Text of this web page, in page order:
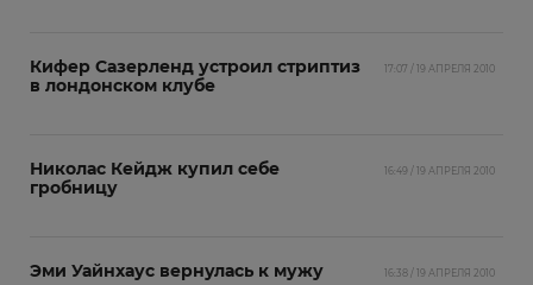
17:07 / 19 АПРЕЛЯ 2010
Кифер Сазерленд устроил стриптиз
в лондонском клубе
16:49 / 19 АПРЕЛЯ 2010
Николас Кейдж купил себе
гробницу
16:38 / 19 АПРЕЛЯ 2010
Эми Уайнхаус вернулась к мужу